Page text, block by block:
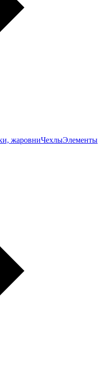
жаровниЧехлыЭлементы